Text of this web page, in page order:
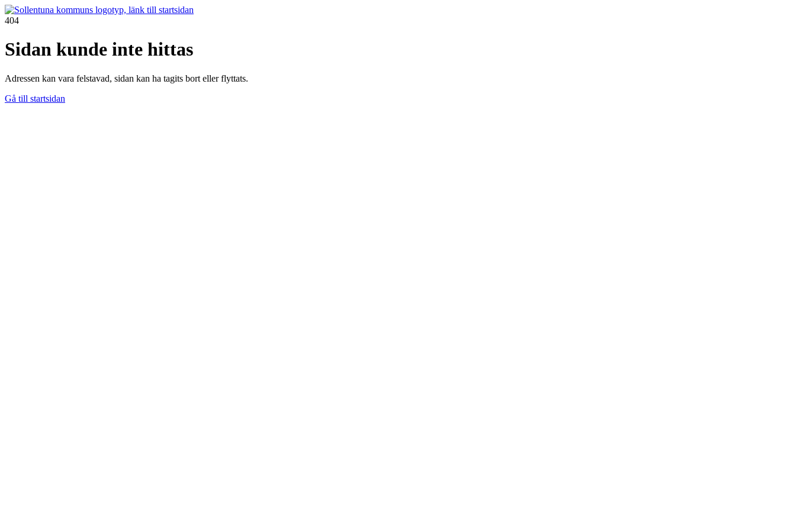
404
Sidan kunde inte hittas
Adressen kan vara felstavad, sidan kan ha tagits bort eller flyttats.
Gå till startsidan